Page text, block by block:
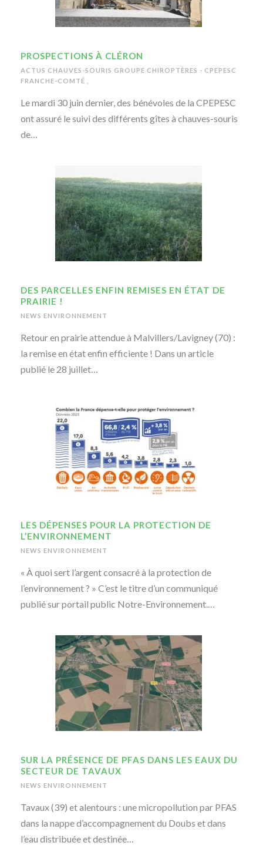
PROSPECTIONS À CLÉRON
ACTUS CHAUVES-SOURIS GROUPE CHIROPTÈRES - CPEPESC
FRANCHE-COMTÉ
Le mardi 30 juin dernier, des bénévoles de la CPEPESC
ont assuré le suivi des différents gîtes à chauves-souris
de…
DES PARCELLES ENFIN REMISES EN ÉTAT DE
PRAIRIE !
NEWS ENVIRONNEMENT
Retour en prairie attendue à Malvillers/Lavigney (70) :
la remise en état enfin efficiente ! Dans un article
publié le 28 juillet…
LES DÉPENSES POUR LA PROTECTION DE
L’ENVIRONNEMENT
NEWS ENVIRONNEMENT
« À quoi sert l’argent consacré à la protection de
l’environnement ? » C’est le titre d’un communiqué
publié sur portail public Notre-Environnement.…
SUR LA PRÉSENCE DE PFAS DANS LES EAUX DU
SECTEUR DE TAVAUX
NEWS ENVIRONNEMENT
Tavaux (39) et alentours : une micropollution par PFAS
dans la nappe d’accompagnement du Doubs et dans
l’eau distribuée et destinée…